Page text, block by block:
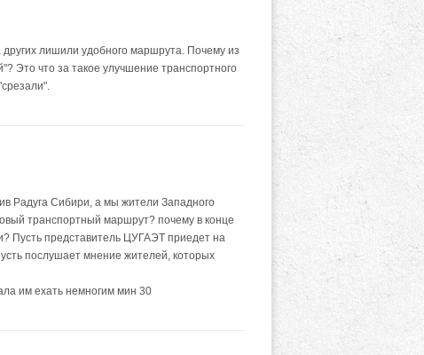
лишили удобного маршрута. Почему из
Это что за такое улучшение транспортного
Радуга Сибири, а мы жители Западного
транспортный маршрут? почему в конце
Пусть представитель ЦУГАЭТ приедет на
послушает мнение жителей, которых
им ехать немногим мин 30